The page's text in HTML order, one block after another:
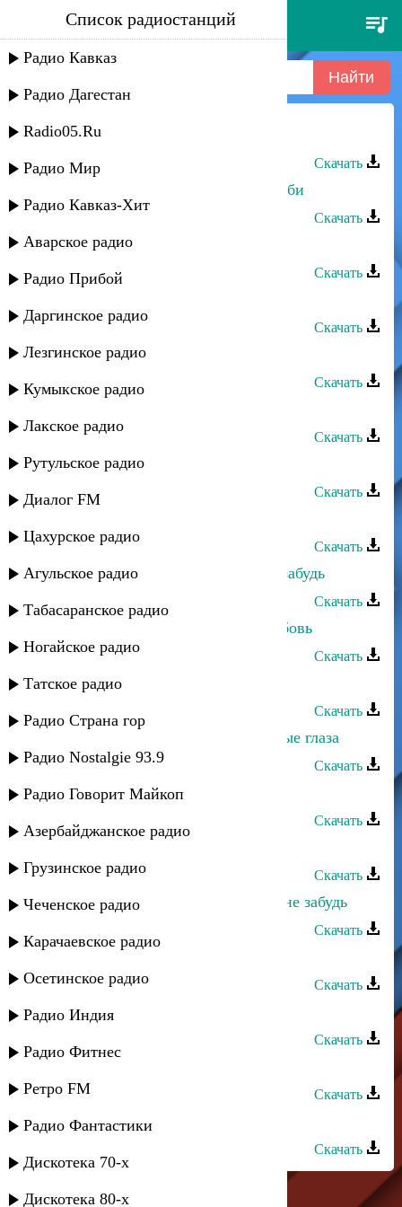
рупия салиева - не забудь
Список радиостанций
Радио Кавказ
Радио Дагестан
Radio05.Ru
Радио Мир
Радио Кавказ-Хит
Аварское радио
Радио Прибой
Даргинское радио
Лезгинское радио
Кумыкское радио
Лакское радио
Рутульское радио
Диалог FM
Цахурское радио
Агульское радио
Табасаранское радио
Ногайское радио
Татское радио
Радио Страна гор
Радио Nostalgie 93.9
Радио Говорит Майкоп
Азербайджанское радио
Грузинское радио
Чеченское радио
Карачаевское радио
Осетинское радио
Радио Индия
Радио Фитнес
Ретро FM
Радио Фантастики
Дискотека 70-х
Дискотека 80-х
Рупия Салиева - Не забудь
Скачать
Рупия Салиева - Самые сладкие губи
Скачать
Рупия Салиева - Первое свидание
Скачать
Скачать
Мурат Тхагалегов - Забудь, забудь
Скачать
Скачать
ЭGO - Забудь или помни
Скачать
Скачать
Зайнаб Махаева - Только меня не забудь
Скачать
Сурид Кубатаев - Забудь нашу любовь
Скачать
Rido - Прошу забудь меня
Скачать
Ирада Асварова - Забудь счастливые глаза
Скачать
Амина Урсилова - Забудь меня
Скачать
Скачать
Зайнаб Махаева - Ты только меня не забудь
Скачать
Скачать
Салихат Омарова - Не забудь
Скачать
Скачать
Нариман Курашев - Забудь
Скачать